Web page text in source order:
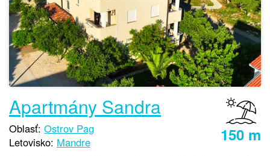
150 m
Apartmány Sandra
Oblasť: Ostrov Pag
Letovisko: Mandre